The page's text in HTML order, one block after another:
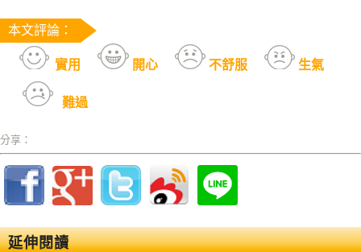
本文評論：
實用 開心 不舒服 生氣
難過
分享：
延伸閱讀